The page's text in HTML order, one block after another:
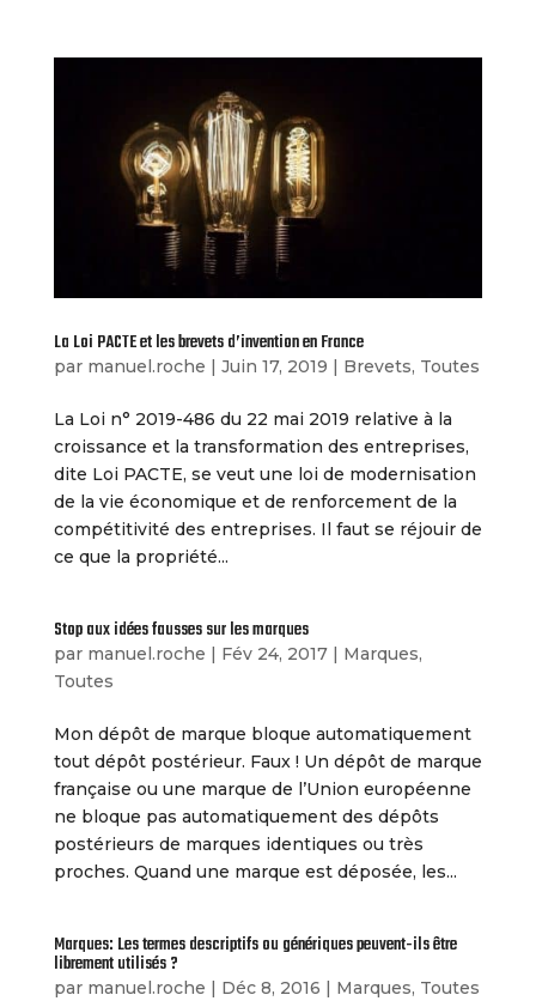
La Loi PACTE et les brevets d’invention en France
par manuel.roche | Juin 17, 2019 | Brevets, Toutes
La Loi n° 2019-486 du 22 mai 2019 relative à la
croissance et la transformation des entreprises,
dite Loi PACTE, se veut une loi de modernisation
de la vie économique et de renforcement de la
compétitivité des entreprises. Il faut se réjouir de
ce que la propriété...
Stop aux idées fausses sur les marques
par manuel.roche | Fév 24, 2017| Marques,
Toutes
Mon dépôt de marque bloque automatiquement
tout dépôt postérieur. Faux ! Un dépôt de marque
française ou une marque de l’Union européenne
ne bloque pas automatiquement des dépôts
postérieurs de marques identiques ou très
proches. Quand une marque est déposée, les...
Marques: Les termes descriptifs ou génériques peuvent-ils être
librement utilisés ?
par manuel.roche | Déc 8, 2016 | Marques, Toutes